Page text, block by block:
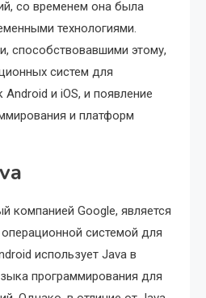
со временем она была
технологиями.
способствовавшими этому,
систем для
Android и iOS, и появление
и платформ
компанией Google, является
системой для
использует Java в
программирования для